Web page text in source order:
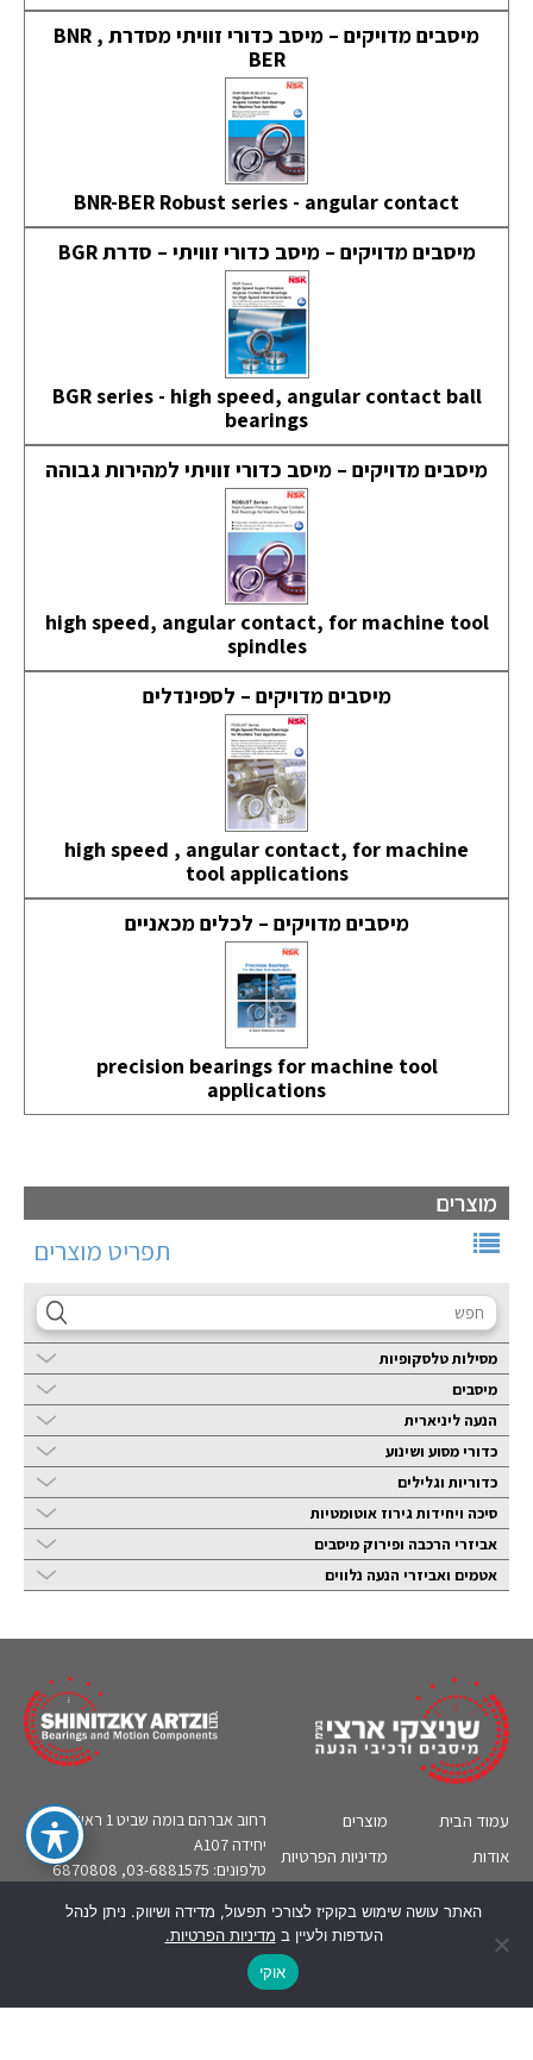
מוצרים
תפריט מוצרים
מסילות טלסקופיות
מיסבים
הנעה ליניארית
כדורי מסוע ושינוע
כדוריות וגלילים
סיכה ויחידות גירוז אוטומטיות
אביזרי הרכבה ופירוק מיסבים
אטמים ואביזרי הנעה נלווים
מיסבים מדויקים – מיסב כדורי זוויתי מסדרת BNR ,
BER
BNR-BER Robust series - angular contact
מיסבים מדויקים – מיסב כדורי זוויתי – סדרת BGR
BGR series - high speed, angular contact ball
bearings
מיסבים מדויקים – מיסב כדורי זוויתי למהירות גבוהה
high speed, angular contact, for machine tool
spindles
מיסבים מדויקים – לספינדלים
high speed , angular contact, for machine
tool applications
מיסבים מדויקים – לכלים מכאניים
precision bearings for machine tool
applications
עמוד הבית
מוצרים
אודות
מדיניות הפרטיות
מידע טכני
רחוב אברהם בומה שביט 1 ראשון לציון,
יחידה A107
טלפונים: 03-6881575, 6870808
האתר עושה שימוש בקוקיז לצורכי תפעול, מדידה ושיווק. ניתן לנהל
העדפות ולעיין ב מדיניות הפרטיות.
אוקי